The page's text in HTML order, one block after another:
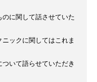
に関して話させていた
ックに関してはこれま
いて語らせていただき